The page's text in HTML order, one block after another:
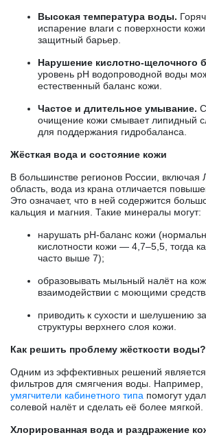
Высокая температура воды.
испарение влаги с поверхности
защитный барьер.
Нарушение кислотно-щелочного
уровень pH водопроводной воды
естественный баланс кожи.
Частое и длительное умывание.
очищение кожи смывает липидный
для поддержания гидробаланса.
Жёсткая вода и состояние кожи
В большинстве регионов России, включая
область, вода из крана отличается
Это означает, что в ней содержится
кальция и магния. Такие минералы могут:
нарушать pH-баланс кожи
кислотности кожи — 4,7–5,5, тогда
часто выше 7);
образовывать мыльный налёт на
взаимодействии с моющими
приводить к сухости и шелушению
структуры верхнего слоя кожи.
Как решить проблему жёсткости воды?
Одним из эффективных решений является
фильтров для смягчения воды. Например,
умягчители кабинетного типа помогут
солевой налёт и сделать её более мягкой.
Хлорированная вода и раздражение